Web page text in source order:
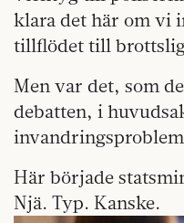
klara det här om vi
tillflödet till
Men var det, som
debatten, i
Här började
Njä. Typ. Kanske.